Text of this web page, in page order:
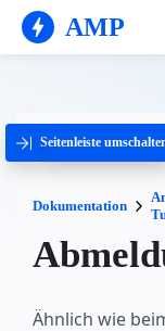
AMP
Seitenleiste
Dokumentation
Ähnlich wie